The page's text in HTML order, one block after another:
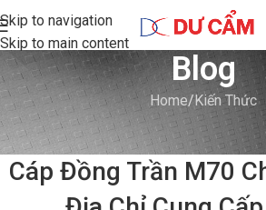
Skip to navigation
Skip to main content
Blog
Home Kiến Thức
KIẾN THỨC
Cáp Đồng Trần M70